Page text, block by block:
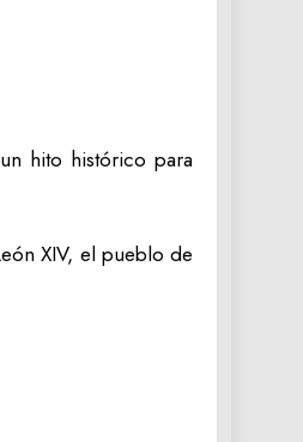
hito histórico para
XIV, el pueblo de